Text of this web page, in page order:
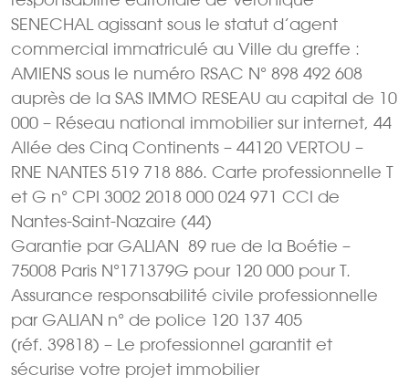
SENECHAL agissant sous le statut d’agent
commercial immatriculé au Ville du greffe :
AMIENS sous le numéro RSAC N° 898 492 608
auprès de la SAS IMMO RESEAU au capital de 10
000 – Réseau national immobilier sur internet, 44
Allée des Cinq Continents – 44120 VERTOU –
RNE NANTES 519 718 886. Carte professionnelle T
et G n° CPI 3002 2018 000 024 971 CCI de
Nantes-Saint-Nazaire (44)
Garantie par GALIAN  89 rue de la Boétie –
75008 Paris N°171379G pour 120 000 pour T.
Assurance responsabilité civile professionnelle
par GALIAN n° de police 120 137 405
(réf. 39818) – Le professionnel garantit et
sécurise votre projet immobilier